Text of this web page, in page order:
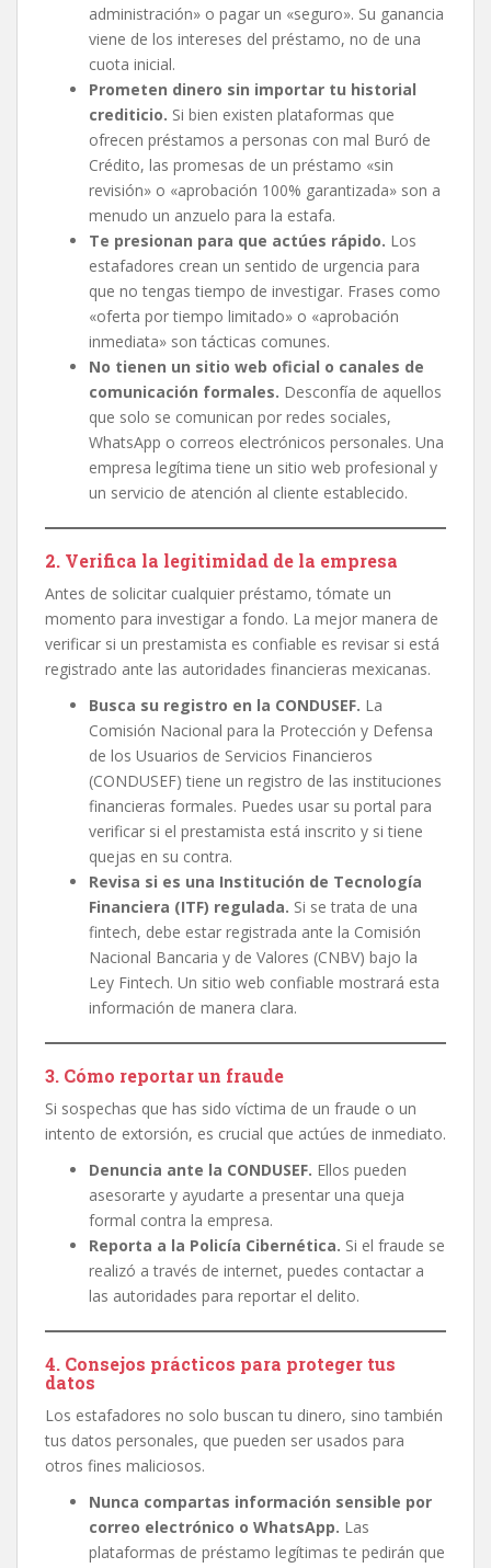
administración» o pagar un «seguro». Su ganancia
viene de los intereses del préstamo, no de una
cuota inicial.
Prometen dinero sin importar tu historial
crediticio. Si bien existen plataformas que
ofrecen préstamos a personas con mal Buró de
Crédito, las promesas de un préstamo «sin
revisión» o «aprobación 100% garantizada» son a
menudo un anzuelo para la estafa.
Te presionan para que actúes rápido. Los
estafadores crean un sentido de urgencia para
que no tengas tiempo de investigar. Frases como
«oferta por tiempo limitado» o «aprobación
inmediata» son tácticas comunes.
No tienen un sitio web oficial o canales de
comunicación formales. Desconfía de aquellos
que solo se comunican por redes sociales,
WhatsApp o correos electrónicos personales. Una
empresa legítima tiene un sitio web profesional y
un servicio de atención al cliente establecido.
2. Verifica la legitimidad de la empresa
Antes de solicitar cualquier préstamo, tómate un
momento para investigar a fondo. La mejor manera de
verificar si un prestamista es confiable es revisar si está
registrado ante las autoridades financieras mexicanas.
Busca su registro en la CONDUSEF. La
Comisión Nacional para la Protección y Defensa
de los Usuarios de Servicios Financieros
(CONDUSEF) tiene un registro de las instituciones
financieras formales. Puedes usar su portal para
verificar si el prestamista está inscrito y si tiene
quejas en su contra.
Revisa si es una Institución de Tecnología
Financiera (ITF) regulada. Si se trata de una
fintech, debe estar registrada ante la Comisión
Nacional Bancaria y de Valores (CNBV) bajo la
Ley Fintech. Un sitio web confiable mostrará esta
información de manera clara.
3. Cómo reportar un fraude
Si sospechas que has sido víctima de un fraude o un
intento de extorsión, es crucial que actúes de inmediato.
Denuncia ante la CONDUSEF. Ellos pueden
asesorarte y ayudarte a presentar una queja
formal contra la empresa.
Reporta a la Policía Cibernética. Si el fraude se
realizó a través de internet, puedes contactar a
las autoridades para reportar el delito.
4. Consejos prácticos para proteger tus
datos
Los estafadores no solo buscan tu dinero, sino también
tus datos personales, que pueden ser usados para
otros fines maliciosos.
Nunca compartas información sensible por
correo electrónico o WhatsApp. Las
plataformas de préstamo legítimas te pedirán que